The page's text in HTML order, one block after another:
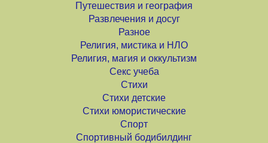
Путешествия и география
Развлечения и досуг
Разное
Религия, мистика и НЛО
Религия, магия и оккультизм
Секс учеба
Стихи
Стихи детские
Стихи юмористические
Спорт
Спортивный бодибилдинг